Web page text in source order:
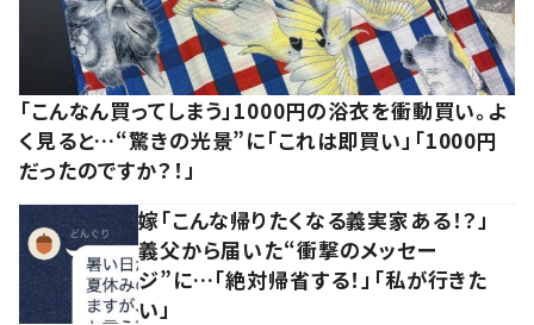
「こんなん買ってしまう」1000円の浴衣を衝動買い。よ
く見ると…“驚きの光景”に「これは即買い」「1000円
だったのですか？！」
嫁「こんな帰りたくなる義実家ある！？」
義父から届いた“衝撃のメッセー
ジ”に…「絶対帰省する！」「私が行きた
い」